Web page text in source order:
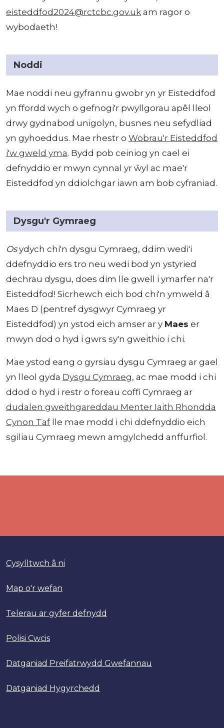
eisteddfod2024@rctcbc.gov.uk am ragor o
wybodaeth!
Noddi
Mae noddi neu gyfrannu gwobr yn yr Eisteddfod
yn ffordd wych o gefnogi'r pwyllgorau apêl lleol
drwy gydnabod unigolyn, busnes neu sefydliad
yn gyhoeddus. Mae rhestr o Wobrau'r Eisteddfod
i'w gweld yma. Bydd pob ceiniog yn cael ei
defnyddio er mwyn cynnal yr ŵyl ac mae'r
Eisteddfod yn ddiolchgar iawn am bob cyfraniad.
Dysgu'r Gymraeg
Osydych chi'n dysgu Cymraeg, ddim wedi'i
ddefnyddio ers tro neu wedi bod yn ystyried
dechrau dysgu, does dim lle gwell i ymarfer na'r
Eisteddfod! Sicrhewch eich bod chi'n ymweld â
Maes D (pentref dysgwyr Cymraeg yr
Eisteddfod) yn ystod eich amser ar y Maes er
mwyn dod o hyd i gwrs sy'n gweithio i chi.
Mae ystod eang o gyrsiau dysgu Cymraeg ar gael
yn lleol gyda Dysgu Cymraeg, ac mae modd i chi
ddod o hyd i restr o foreau coffi Cymraeg ar
dudalen gweithgareddau Menter Iaith Rhondda
Cynon Taflle mae modd i chi ddefnyddio eich
sgiliau Cymraeg mewn amgylchedd anffurfiol.
Cysylltwch â ni
Map o'r wefan
Telerau ar gyfer defnydd
Polisi Cwcis
Datganiad Preifatrwydd Gwefannau
Datganiad Hygyrchedd